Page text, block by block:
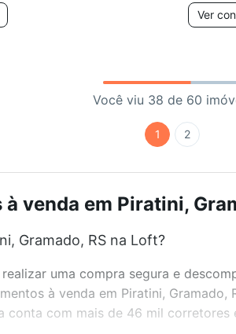
Ver
Você viu 38 de 60
1 2
venda em Piratini,
Gramado, RS na Loft?
uma compra segura e
à venda em Piratini,
conta com mais de 46 mil